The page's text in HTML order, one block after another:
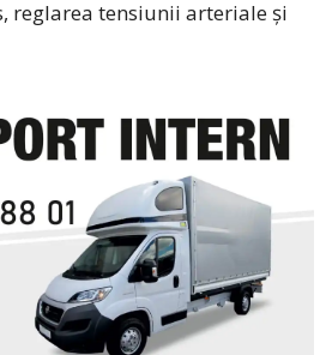
reglarea tensiunii arteriale și